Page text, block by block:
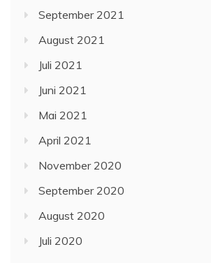
September 2021
August 2021
Juli 2021
Juni 2021
Mai 2021
April 2021
November 2020
September 2020
August 2020
Juli 2020